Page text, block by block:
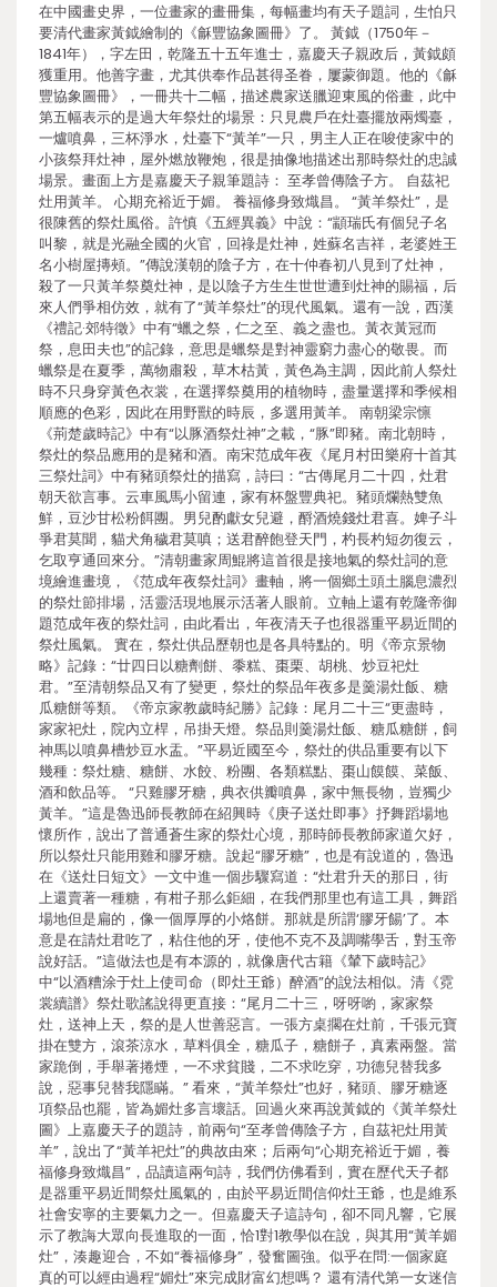
在中國畫史界，一位畫家的畫冊集，每幅畫均有天子題詞，生怕只
要清代畫家黃鉞繪制的《龢豐協象圖冊》了。 黃鉞（1750年－
1841年），字左田，乾隆五十五年進士，嘉慶天子親政后，黃鉞頗
獲重用。他善字畫，尤其供奉作品甚得圣眷，屢蒙御題。他的《龢
豐協象圖冊》，一冊共十二幅，描述農家送臘迎東風的俗畫，此中
第五幅表示的是過大年祭灶的場景：只見農戶在灶臺擺放兩燭臺，
一爐噴鼻，三杯淨水，灶臺下“黃羊”一只，男主人正在唆使家中的
小孩祭拜灶神，屋外燃放鞭炮，很是抽像地描述出那時祭灶的忠誠
場景。畫面上方是嘉慶天子親筆題詩： 至孝曾傳陰子方。 自茲祀
灶用黃羊。 心期充裕近于媚。 養福修身致熾昌。 “黃羊祭灶”，是
很陳舊的祭灶風俗。許慎《五經異義》中說：“顓瑞氏有個兒子名
叫黎，就是光融全國的火官，回祿是灶神，姓蘇名吉祥，老婆姓王
名小樹屋摶頰。”傳說漢朝的陰子方，在十仲春初八見到了灶神，
殺了一只黃羊祭奠灶神，是以陰子方生生世世遭到灶神的賜福，后
來人們爭相仿效，就有了“黃羊祭灶”的現代風氣。還有一說，西漢
《禮記·郊特徵》中有“蠟之祭，仁之至、義之盡也。黃衣黃冠而
祭，息田夫也”的記錄，意思是蠟祭是對神靈窮力盡心的敬畏。而
蠟祭是在夏季，萬物肅殺，草木枯黃，黃色為主調，因此前人祭灶
時不只身穿黃色衣裳，在選擇祭奠用的植物時，盡量選擇和季候相
順應的色彩，因此在用野獸的時辰，多選用黃羊。 南朝梁宗懔
《荊楚歲時記》中有“以豚酒祭灶神”之載，“豚”即豬。南北朝時，
祭灶的祭品應用的是豬和酒。南宋范成年夜《尾月村田樂府十首其
三祭灶詞》中有豬頭祭灶的描寫，詩曰：“古傳尾月二十四，灶君
朝天欲言事。云車風馬小留連，家有杯盤豐典祀。豬頭爛熱雙魚
鮮，豆沙甘松粉餌團。男兒酌獻女兒避，酹酒燒錢灶君喜。婢子斗
爭君莫聞，貓犬角穢君莫嗔；送君醉飽登天門，杓長杓短勿復云，
乞取亨通回來分。”清朝畫家周鯤將這首很是接地氣的祭灶詞的意
境繪進畫境，《范成年夜祭灶詞》畫軸，將一個鄉土頭土腦息濃烈
的祭灶節排場，活靈活現地展示活著人眼前。立軸上還有乾隆帝御
題范成年夜的祭灶詞，由此看出，年夜清天子也很器重平易近間的
祭灶風氣。 實在，祭灶供品歷朝也是各具特點的。明《帝京景物
略》記錄：“廿四日以糖劑餅、黍糕、棗栗、胡桃、炒豆祀灶
君。”至清朝祭品又有了變更，祭灶的祭品年夜多是羹湯灶飯、糖
瓜糖餅等類。《帝京家教歲時紀勝》記錄：尾月二十三“更盡時，
家家祀灶，院內立桿，吊掛天燈。祭品則羹湯灶飯、糖瓜糖餅，飼
神馬以噴鼻槽炒豆水盂。”平易近國至今，祭灶的供品重要有以下
幾種：祭灶糖、糖餅、水餃、粉團、各類糕點、棗山饃饃、菜飯、
酒和飲品等。 “只雞膠牙糖，典衣供瓣噴鼻，家中無長物，豈獨少
黃羊。”這是魯迅師長教師在紹興時《庚子送灶即事》抒舞蹈場地
懷所作，說出了普通蒼生家的祭灶心境，那時師長教師家道欠好，
所以祭灶只能用雞和膠牙糖。說起“膠牙糖”，也是有說道的，魯迅
在《送灶日短文》一文中進一個步驟寫道：“灶君升天的那日，街
上還賣著一種糖，有柑子那么鉅細，在我們那里也有這工具，舞蹈
場地但是扁的，像一個厚厚的小烙餅。那就是所謂‘膠牙餳’了。本
意是在請灶君吃了，粘住他的牙，使他不克不及調嘴學舌，對玉帝
說好話。”這做法也是有本源的，就像唐代古籍《輦下歲時記》
中“以酒糟涂于灶上使司命（即灶王爺）醉酒”的說法相似。清《霓
裳續譜》祭灶歌謠說得更直接：“尾月二十三，呀呀喲，家家祭
灶，送神上天，祭的是人世善惡言。一張方桌擱在灶前，千張元寶
掛在雙方，滾茶涼水，草料俱全，糖瓜子，糖餅子，真素兩盤。當
家跪倒，手舉著捲煙，一不求貧賤，二不求吃穿，功德兒替我多
說，惡事兒替我隱瞞。” 看來，“黃羊祭灶”也好，豬頭、膠牙糖逐
項祭品也罷，皆為媚灶多言壞話。回過火來再說黃鉞的《黃羊祭灶
圖》上嘉慶天子的題詩，前兩句“至孝曾傳陰子方，自茲祀灶用黃
羊”，說出了“黃羊祀灶”的典故由來；后兩句“心期充裕近于媚，養
福修身致熾昌”，品讀這兩句詩，我們仿佛看到，實在歷代天子都
是器重平易近間祭灶風氣的，由於平易近間信仰灶王爺，也是維系
社會安寧的主要氣力之一。但嘉慶天子這詩句，卻不同凡響，它展
示了教誨大眾向長進取的一面，恰1對1教學似在說，與其用“黃羊媚
灶”，湊趣迎合，不如“養福修身”，發奮圖強。似乎在問:一個家庭
真的可以經由過程“媚灶”來完成財富幻想嗎？ 還有清代第一女迷信